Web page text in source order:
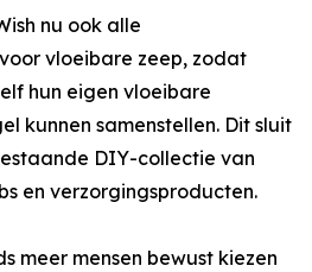
nu ook alle
vloeibare zeep, zodat
hun eigen vloeibare
kunnen samenstellen. Dit sluit
DIY-collectie van
en verzorgingsproducten.
meer mensen bewust kiezen